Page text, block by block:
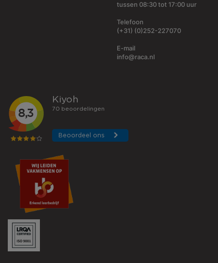
tussen 08:30 tot 17:00 uur
Telefoon
(+31) (0)252-227070
E-mail
info@raca.nl